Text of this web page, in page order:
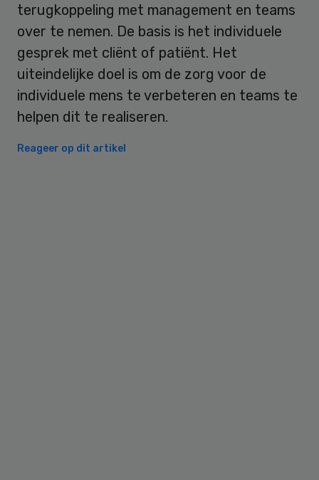
terugkoppeling met management en teams
over te nemen. De basis is het individuele
gesprek met cliënt of patiënt. Het
uiteindelijke doel is om de zorg voor de
individuele mens te verbeteren en teams te
helpen dit te realiseren.
Reageer op dit artikel